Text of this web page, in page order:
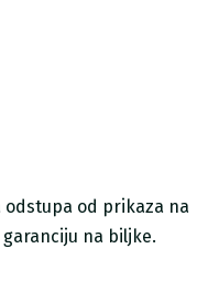
odstupa od prikaza na
na biljke.